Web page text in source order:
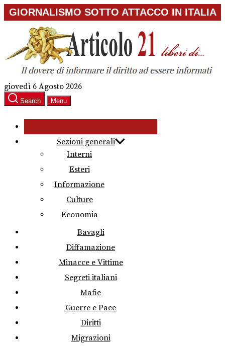
Skip
to
content
GIORNALISMO SOTTO ATTACCO IN ITALIA
giovedì 6 Agosto 2026
Search Menu
Sezioni generali
Interni
Esteri
Informazione
Culture
Economia
Bavagli
Diffamazione
Minacce e Vittime
Segreti italiani
Mafie
Guerre e Pace
Diritti
Migrazioni